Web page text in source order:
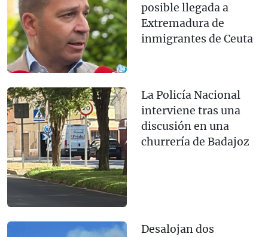
posible llegada a
Extremadura de
inmigrantes de Ceuta
La Policía Nacional
interviene tras una
discusión en una
churrería de Badajoz
Desalojan dos